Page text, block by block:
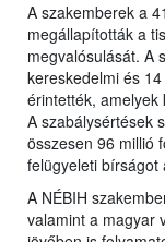
A szakemberek a
megállapították a
megvalósulását. A
kereskedelmi és
érintették, amelyek
A szabálysértések
összesen 96 millió
felügyeleti bírságot
A NÉBIH
valamint a magyar